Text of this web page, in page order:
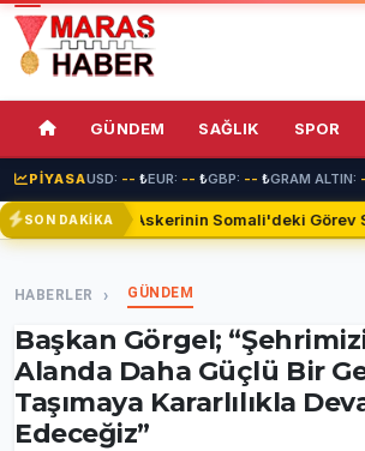
GÜNDEM SAĞLIK SPOR
PİYASAUSD: -- ₺EUR: -- ₺GBP: -- ₺GRAM ALTIN:
SON DAKİKATürk Askerinin Somali'deki Görev
HABERLER GÜNDEM
Başkan Görgel;
Alanda Daha Güçlü Bir
Taşımaya Kararlılıkla
Edeceğiz”